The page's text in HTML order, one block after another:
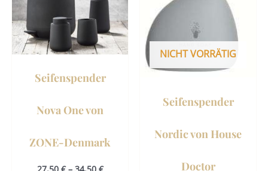
Seifenspender
Nova One von
ZONE-Denmark
Varianten
auf.
Die
Optionen
können
NICHT VORRÄTIG
Seifenspender
Nordic von House
Doctor